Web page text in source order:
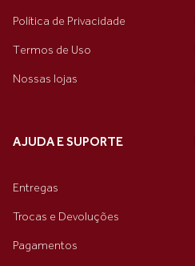
Política de Privacidade
Termos de Uso
Nossas lojas
AJUDA E SUPORTE
Entregas
Trocas e Devoluções
Pagamentos